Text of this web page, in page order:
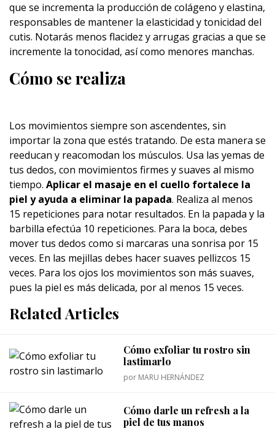
que se incrementa la producción de colágeno y elastina,
responsables de mantener la elasticidad y tonicidad del
cutis. Notarás menos flacidez y arrugas gracias a que se
incremente la tonocidad, así como menores manchas.
Cómo se realiza
Los movimientos siempre son ascendentes, sin
importar la zona que estés tratando. De esta manera se
reeducan y reacomodan los músculos. Usa las yemas de
tus dedos, con movimientos firmes y suaves al mismo
tiempo. Aplicar el masaje en el cuello fortalece la
piel y ayuda a eliminar la papada. Realiza al menos
15 repeticiones para notar resultados. En la papada y la
barbilla efectúa 10 repeticiones. Para la boca, debes
mover tus dedos como si marcaras una sonrisa por 15
veces. En las mejillas debes hacer suaves pellizcos 15
veces. Para los ojos los movimientos son más suaves,
pues la piel es más delicada, por al menos 15 veces.
Related Articles
Cómo exfoliar tu rostro sin
lastimarlo
por MARU HERNÁNDEZ
Cómo darle un refresh a la
piel de tus manos